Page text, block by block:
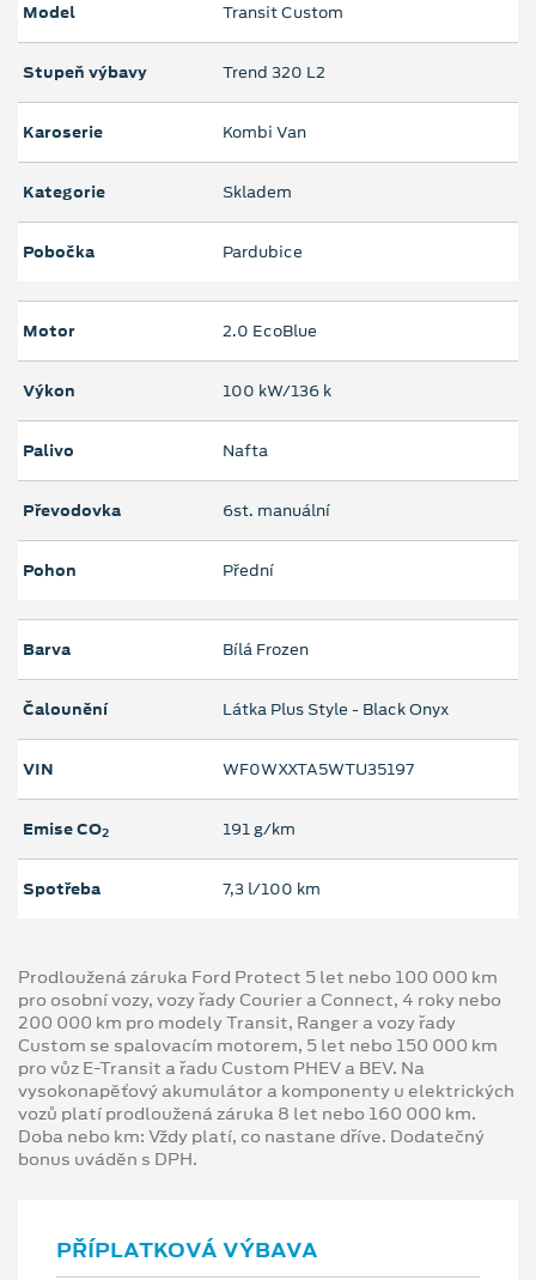
Model Transit Custom
Stupeň výbavy Trend 320 L2
Karoserie Kombi Van
Kategorie Skladem
Pobočka Pardubice
Motor 2.0 EcoBlue
Výkon 100 kW/136 k
Palivo Nafta
Převodovka 6st. manuální
Pohon Přední
Barva Bílá Frozen
Čalounění Látka Plus Style - Black Onyx
VIN WF0WXXTA5WTU35197
Emise CO2 191 g/km
Spotřeba 7,3 l/100 km
Prodloužená záruka Ford Protect 5 let nebo 100 000 km
pro osobní vozy, vozy řady Courier a Connect, 4 roky nebo
200 000 km pro modely Transit, Ranger a vozy řady
Custom se spalovacím motorem, 5 let nebo 150 000 km
pro vůz E-Transit a řadu Custom PHEV a BEV. Na
vysokonapěťový akumulátor a komponenty u elektrických
vozů platí prodloužená záruka 8 let nebo 160 000 km.
Doba nebo km: Vždy platí, co nastane dříve. Dodatečný
bonus uváděn s DPH.
PŘÍPLATKOVÁ VÝBAVA